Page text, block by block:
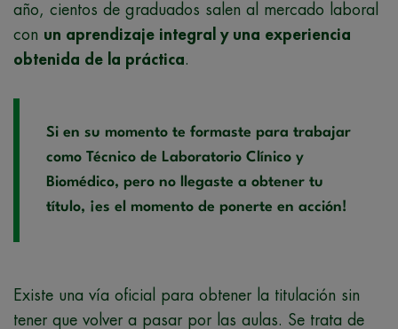
año, cientos de graduados salen al mercado laboral
con un aprendizaje integral y una experiencia
obtenida de la práctica
Si en su momento te formaste para trabajar
como Técnico de Laboratorio Clínico y
Biomédico, pero no llegaste a obtener tu
título, ¡es el momento de ponerte en acción!
Existe una vía oficial para obtener la titulación sin
tener que volver a pasar por las aulas. Se trata de